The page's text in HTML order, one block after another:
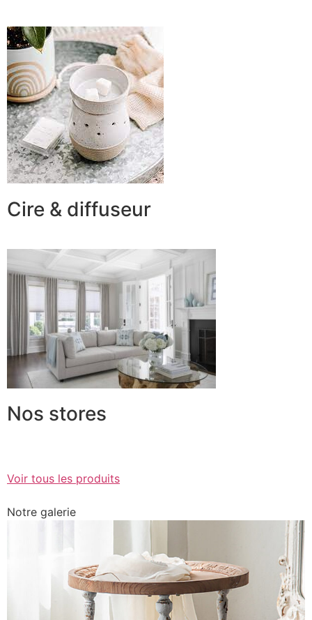
Cire & diffuseur
Nos stores
Voir tous les produits
Notre galerie